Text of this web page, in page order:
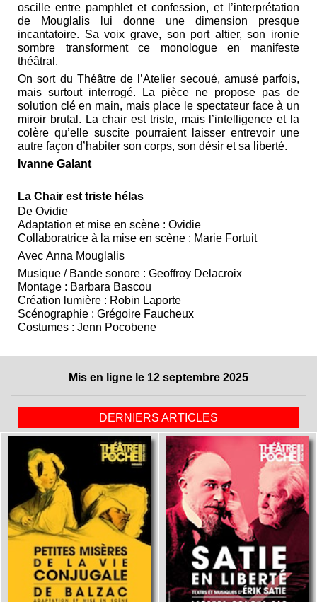
oscille entre pamphlet et confession, et l’interprétation
de Mouglalis lui donne une dimension presque
incantatoire. Sa voix grave, son port altier, son ironie
sombre transforment ce monologue en manifeste
théâtral.
On sort du Théâtre de l’Atelier secoué, amusé parfois,
mais surtout interrogé. La pièce ne propose pas de
solution clé en main, mais place le spectateur face à un
miroir brutal. La chair est triste, mais l’intelligence et la
colère qu’elle suscite pourraient laisser entrevoir une
autre façon d’habiter son corps, son désir et sa liberté.
Ivanne Galant
La Chair est triste hélas
De Ovidie
Adaptation et mise en scène : Ovidie
Collaboratrice à la mise en scène : Marie Fortuit
Avec Anna Mouglalis
Musique / Bande sonore : Geoffroy Delacroix
Montage : Barbara Bascou
Création lumière : Robin Laporte
Scénographie : Grégoire Faucheux
Costumes : Jenn Pocobene
Mis en ligne le 12 septembre 2025
DERNIERS ARTICLES